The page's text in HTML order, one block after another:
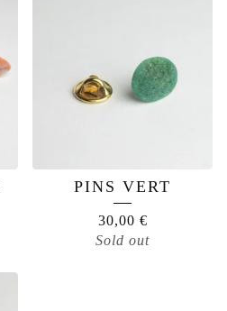
PINS VERT
30,00 €
Sold out